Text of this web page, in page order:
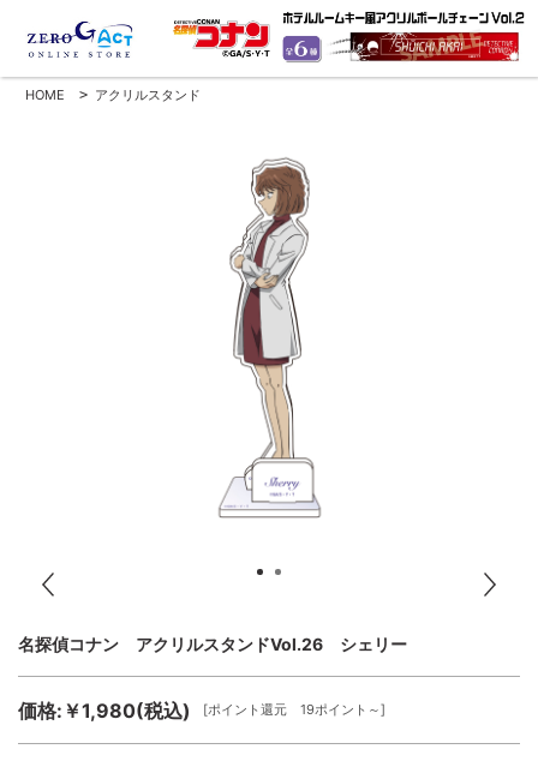
HOME > アクリルスタンド
名探偵コナン アクリルスタンドVol.26 シェリー
価格:￥1,980(税込) [ポイント還元 19ポイント～]